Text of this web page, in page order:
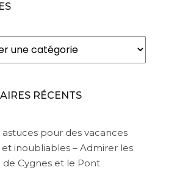
RÉCENTS
pour des vacances
inoubliables – Admirer les
de Cygnes et le Pont